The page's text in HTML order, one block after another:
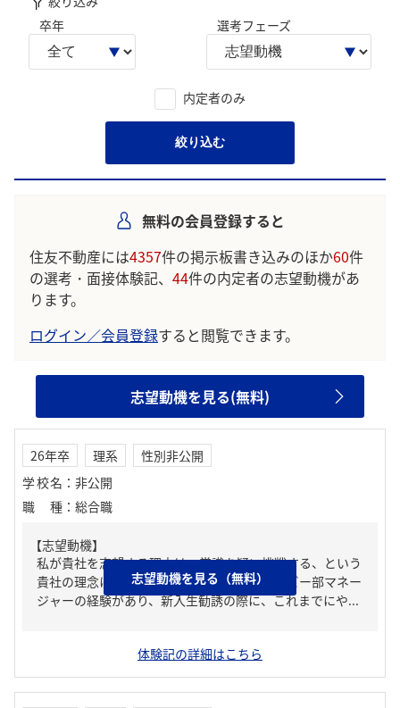
学生の声を就職活動の参考にしましょう。
※AIを使用し、過去3年間のユーザー投稿を要約しています。実際
のユーザの投稿は下記の一覧からご確認ください。
卒年
選考フェーズ
内定者のみ
絞り込む
無料の会員登録すると
住友不動産には4357件の掲示板書き込みのほか60件
の選考・面接体験記、 44件の内定者の志望動機があ
ります。
ログイン／会員登録すると閲覧できます。
志望動機を見る(無料)
26年卒 理系
性別非公開
学校名 ： 非公開
職種 ： 総合職
【志望動機】
私が貴社を志望する理由は、常識を疑い挑戦する、という
貴社の理念に強く共感したからだ。私はラグビー部マネー
ジャーの経験があり、新入生勧誘の際に、これまでにや...
体験記の詳細はこちら
志望動機を見る（無料）